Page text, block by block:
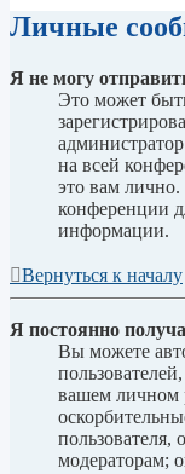
Личные
Я не могу
Это может
на всей
это вам
конференции
информации.
Вернуться к началу
Я постоянно
Вы можете
вашем личном
пользователя,
модераторам;